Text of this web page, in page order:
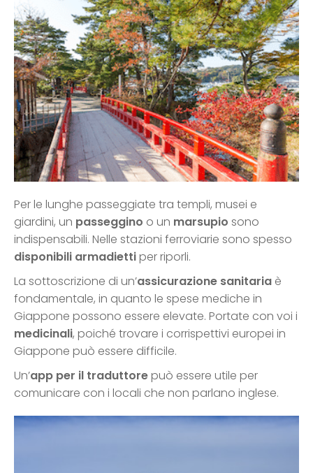
Per le lunghe passeggiate tra templi, musei e
giardini, un passeggino o un marsupio sono
indispensabili. Nelle stazioni ferroviarie sono spesso
disponibili armadiettiper riporli.
La sottoscrizione di un’assicurazione sanitaria è
fondamentale, in quanto le spese mediche in
Giappone possono essere elevate. Portate con voi i
medicinali, poiché trovare i corrispettivi europei in
Giappone può essere difficile.
Un’app per il traduttorepuò essere utile per
comunicare con i locali che non parlano inglese.